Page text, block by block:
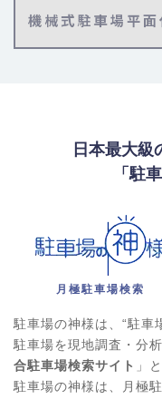
日本最大級
「駐
月極駐車場検索
駐車場の神様は、“駐車
駐車場を現地調査・分
合駐車場検索サイト 」
駐車場の神様は、月極